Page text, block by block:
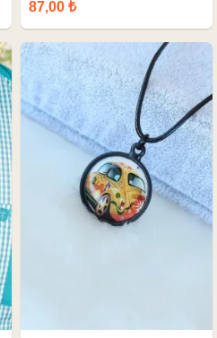
Figürlü Erkek Kolye
87,00 ₺